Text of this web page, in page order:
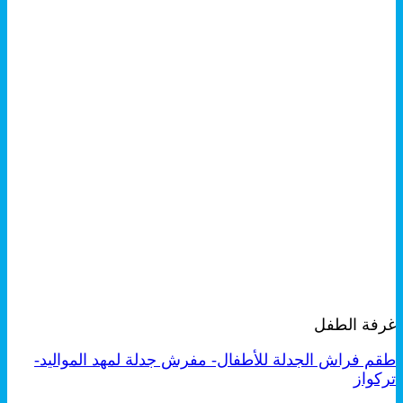
غرفة الطفل
طقم فراش الجدلة للأطفال- مفرش جدلة لمهد المواليد-
تركواز